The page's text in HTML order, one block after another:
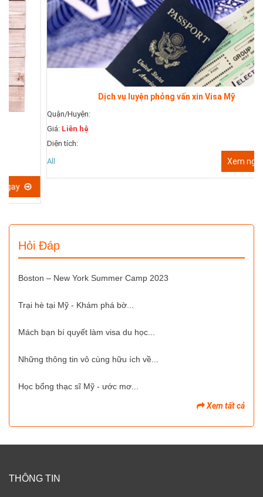
Dịch vụ luyện phỏng vấn xin Visa Mỹ
Quận/Huyện:
Liên hệ
Xem ngay
Hỏi Đáp
Boston – New York Summer Camp 2023
Trại hè tại Mỹ - Khám phá bờ...
Mách bạn bí quyết làm visa du học...
Những thông tin vô cùng hữu ích về...
Học bổng thạc sĩ Mỹ - ước mơ...
Xem tất cả
THÔNG TIN